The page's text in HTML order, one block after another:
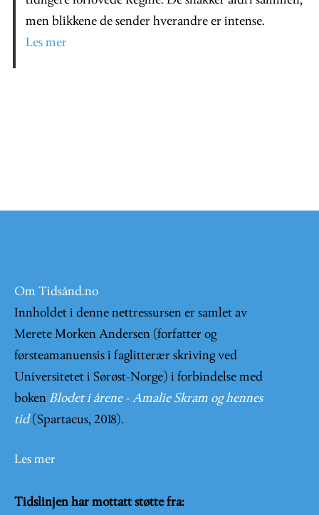
men blikkene de sender hverandre er intense.
Les mer
Om Tidsånd.no
Innholdet i denne nettressursen er samlet av
Merete Morken Andersen (forfatter og
førsteamanuensis i faglitterær skriving ved
Universitetet i Sørøst-Norge) i forbindelse med
boken Blodet i årene - Amalie Skram og hennes
tid (Spartacus, 2018).
Les mer
Tidslinjen har mottatt støtte fra: